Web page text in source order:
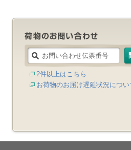
2件以上はこちら
お荷物のお届け遅延状況につい